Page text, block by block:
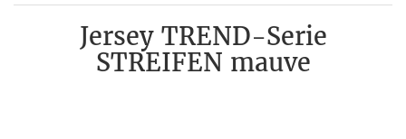
Jersey TREND-Serie
STREIFEN mauve